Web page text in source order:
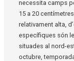
necessita camps
15 a 20
relativament alta,
específiques són
situades al nord-
octubre,